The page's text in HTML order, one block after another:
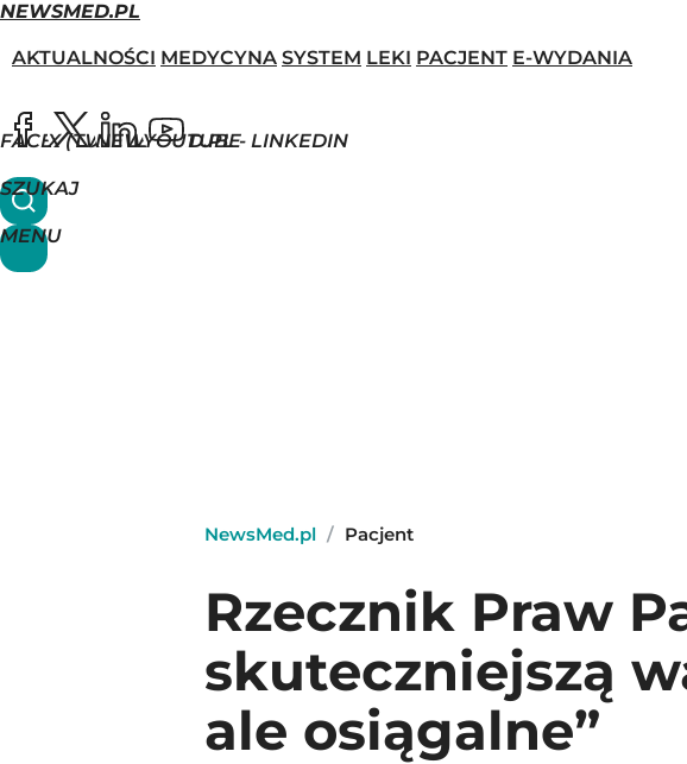
NEWSMED.PL
AKTUALNOŚCI MEDYCYNA SYSTEM LEKI PACJENT E-WYDANIA
FACEBOOK
X (TWITTER)
NEWSMED.PL - LINKEDIN
YOUTUBE
SZUKAJ
MENU
NewsMed.pl / Pacjent
Rzecznik Praw
skuteczniejszą
ale osiągalne”